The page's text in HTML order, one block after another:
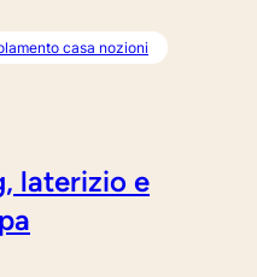
casa nozioni
laterizio e